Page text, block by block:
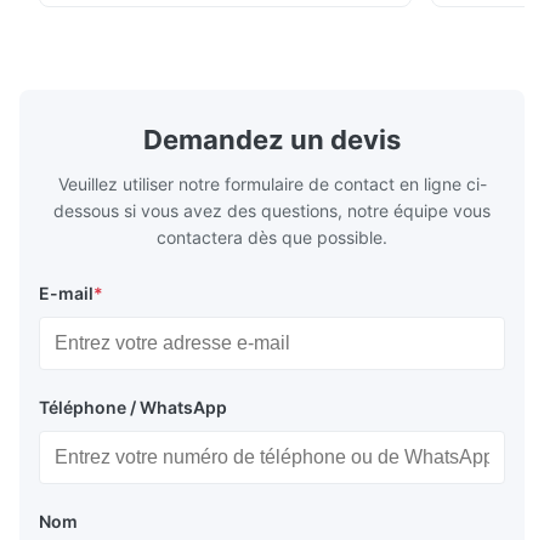
Demandez un devis
Veuillez utiliser notre formulaire de contact en ligne ci-
dessous si vous avez des questions, notre équipe vous
contactera dès que possible.
E-mail*
Téléphone / WhatsApp
Nom